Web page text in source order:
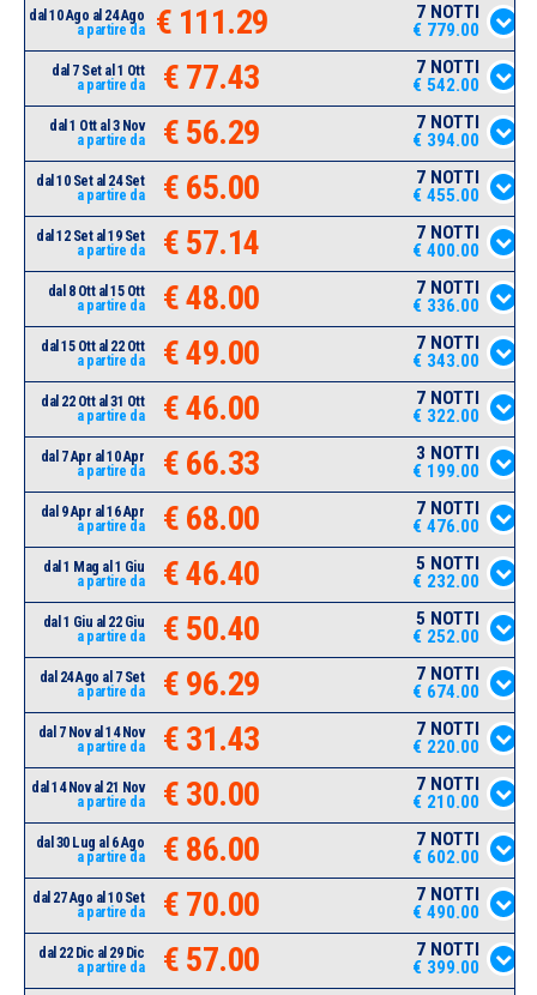
dal 10 Ago al 24 Ago
a partire da
€ 111.29
7 NOTTI
€ 779.00
dal 7 Set al 1 Ott
a partire da
€ 77.43
7 NOTTI
€ 542.00
dal 1 Ott al 3 Nov
a partire da
€ 56.29
7 NOTTI
€ 394.00
dal 10 Set al 24 Set
a partire da
€ 65.00
7 NOTTI
€ 455.00
dal 12 Set al 19 Set
a partire da
€ 57.14
7 NOTTI
€ 400.00
dal 8 Ott al 15 Ott
a partire da
€ 48.00
7 NOTTI
€ 336.00
dal 15 Ott al 22 Ott
a partire da
€ 49.00
7 NOTTI
€ 343.00
dal 22 Ott al 31 Ott
a partire da
€ 46.00
7 NOTTI
€ 322.00
dal 7 Apr al 10 Apr
a partire da
€ 66.33
3 NOTTI
€ 199.00
dal 9 Apr al 16 Apr
a partire da
€ 68.00
7 NOTTI
€ 476.00
dal 1 Mag al 1 Giu
a partire da
€ 46.40
5 NOTTI
€ 232.00
dal 1 Giu al 22 Giu
a partire da
€ 50.40
5 NOTTI
€ 252.00
dal 24 Ago al 7 Set
a partire da
€ 96.29
7 NOTTI
€ 674.00
dal 7 Nov al 14 Nov
a partire da
€ 31.43
7 NOTTI
€ 220.00
dal 14 Nov al 21 Nov
a partire da
€ 30.00
7 NOTTI
€ 210.00
dal 30 Lug al 6 Ago
a partire da
€ 86.00
7 NOTTI
€ 602.00
dal 27 Ago al 10 Set
a partire da
€ 70.00
7 NOTTI
€ 490.00
dal 22 Dic al 29 Dic
a partire da
€ 57.00
7 NOTTI
€ 399.00